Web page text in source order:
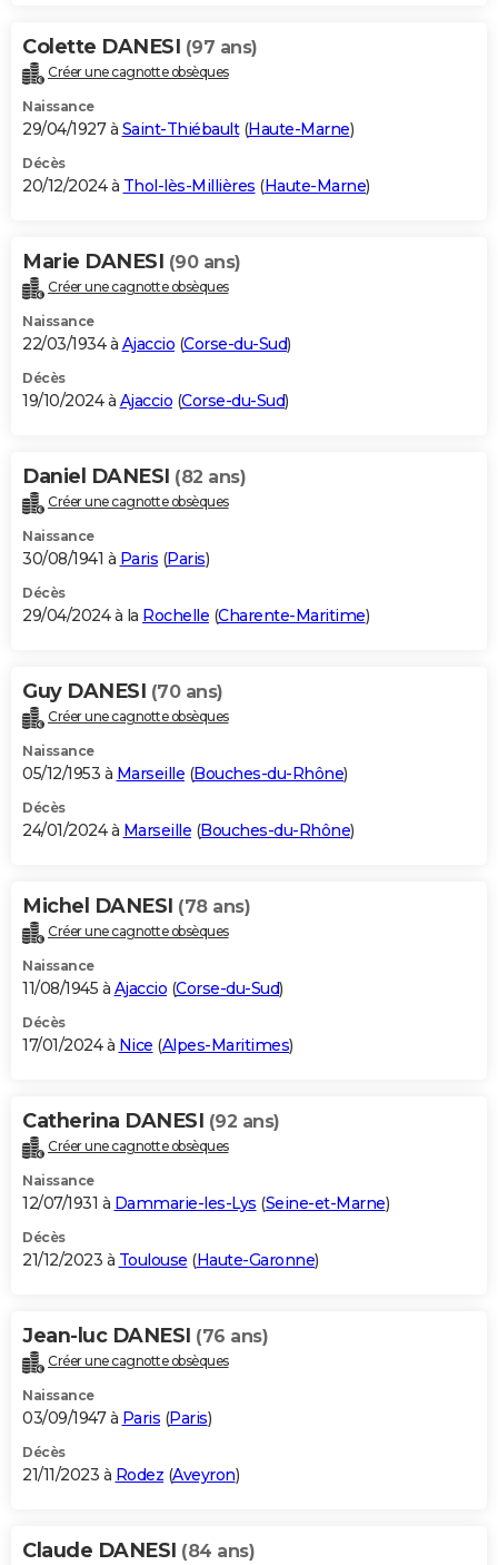
Colette DANESI (97 ans)
Créer une cagnotte obsèques
Naissance
29/04/1927 à Saint-Thiébault(Haute-Marne)
Décès
20/12/2024 à Thol-lès-Millières (Haute-Marne)
Marie DANESI (90 ans)
Créer une cagnotte obsèques
Naissance
22/03/1934 à Ajaccio (Corse-du-Sud)
Décès
19/10/2024 à Ajaccio (Corse-du-Sud)
Daniel DANESI (82 ans)
Créer une cagnotte obsèques
Naissance
30/08/1941 à Paris (Paris)
Décès
29/04/2024 à la Rochelle (Charente-Maritime)
Guy DANESI (70 ans)
Créer une cagnotte obsèques
Naissance
05/12/1953 à Marseille (Bouches-du-Rhône)
Décès
24/01/2024 à Marseille (Bouches-du-Rhône)
Michel DANESI (78 ans)
Créer une cagnotte obsèques
Naissance
11/08/1945 à Ajaccio (Corse-du-Sud)
Décès
17/01/2024 à Nice (Alpes-Maritimes)
Catherina DANESI (92 ans)
Créer une cagnotte obsèques
Naissance
12/07/1931 à Dammarie-les-Lys (Seine-et-Marne)
Décès
21/12/2023 à Toulouse (Haute-Garonne)
Jean-luc DANESI (76 ans)
Créer une cagnotte obsèques
Naissance
03/09/1947 à Paris (Paris)
Décès
21/11/2023 à Rodez (Aveyron)
Claude DANESI (84 ans)